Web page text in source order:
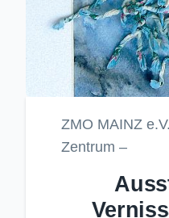
ZMO MAINZ
Zentrum –